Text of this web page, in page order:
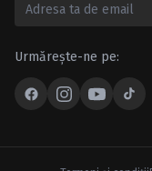
Urmărește-ne pe: